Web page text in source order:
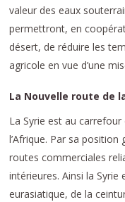
valeur des eaux
permettront, en
désert, de réduire les
agricole en vue d’une
La Nouvelle route de
La Syrie est au carrefour
l’Afrique. Par sa
routes commerciales
intérieures. Ainsi la
eurasiatique, de la